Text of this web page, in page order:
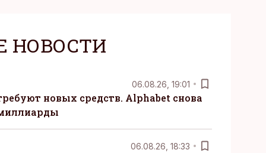
НОВОСТИ
06.08.26, 19:01
новых средств. Alphabet снова
06.08.26, 18:33